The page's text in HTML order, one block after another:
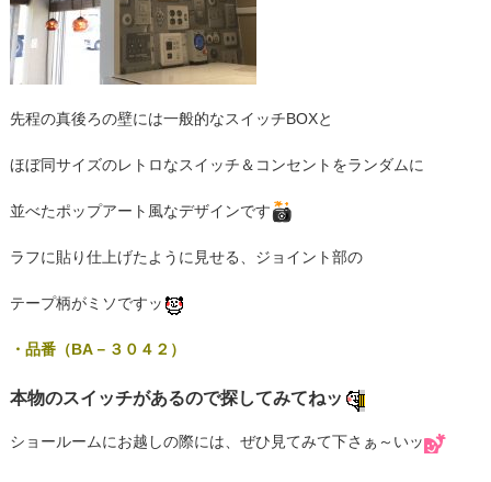
先程の真後ろの壁には一般的なスイッチBOXと
ほぼ同サイズのレトロなスイッチ＆コンセントをランダムに
並べたポップアート風なデザインです
ラフに貼り仕上げたように見せる、ジョイント部の
テープ柄がミソですッ
・品番（BA－３０４２）
本物のスイッチがあるので探してみてねッ
ショールームにお越しの際には、ぜひ見てみて下さぁ～いッ